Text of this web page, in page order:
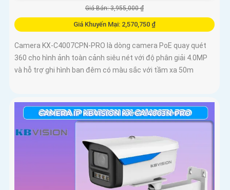
Giá Bán: 3,955,000 ₫
Giá Khuyến Mại: 2,570,750 ₫
Camera KX-C4007CPN-PRO là dòng camera PoE quay quét
360 cho hình ảnh toàn cảnh siêu nét với độ phân giải 4.0MP
và hỗ trợ ghi hình ban đêm có màu sắc với tầm xa 50m